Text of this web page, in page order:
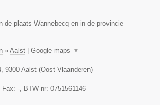
de plaats Wannebecq en in de provincie
» Aalst Google maps ▼
, 9300 Aalst (Oost-Vlaanderen)
Fax: -, BTW-nr: 0751561146